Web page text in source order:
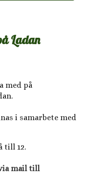
Ladan
med på
i samarbete med
till 12.
mail till